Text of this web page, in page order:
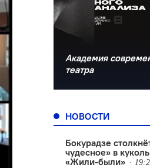
Академия
театра
НОВОСТИ
Бокурадзе
чудесное» в
«Жили-были»